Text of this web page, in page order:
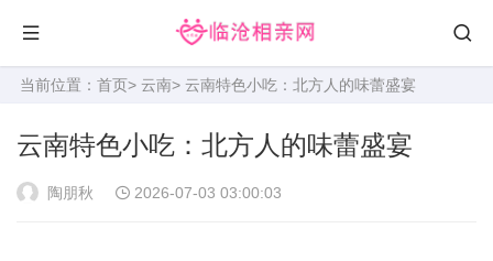
当前位置： 首页> 云南> 云南特色小吃：北方人的味蕾盛宴
云南特色小吃：北方人的味蕾盛宴
陶朋秋 2026-07-03 03:00:03